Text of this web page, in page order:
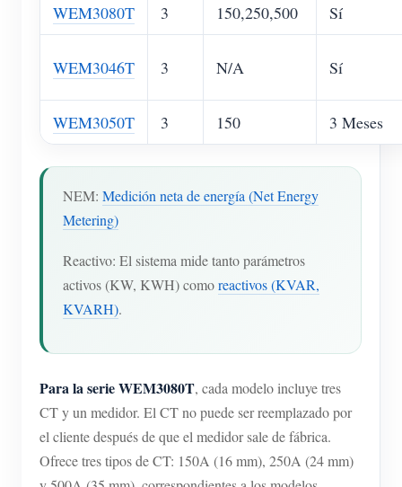
WEM3080T 3 150,250,500 Sí
WEM3046T 3 N/A Sí
WEM3050T 3 150 3 Meses
NEM: Medición neta de energía (Net Energy
Metering)
Reactivo: El sistema mide tanto parámetros
activos (KW, KWH) comoreactivos (KVAR,
KVARH).
Para la serie WEM3080T, cada modelo incluye tres
CT y un medidor. El CT no puede ser reemplazado por
el cliente después de que el medidor sale de fábrica.
Ofrece tres tipos de CT: 150A (16 mm), 250A (24 mm)